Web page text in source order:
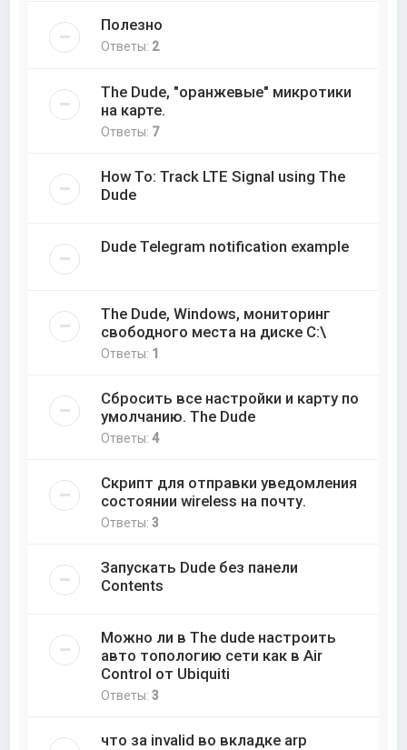
Полезно
Ответы: 2
The Dude, "оранжевые" микротики
на карте.
Ответы: 7
How To: Track LTE Signal using The
Dude
Dude Telegram notification example
The Dude, Windows, мониторинг
свободного места на диске C:\
Ответы: 1
Сбросить все настройки и карту по
умолчанию. The Dude
Ответы:4
Скрипт для отправки уведомления
состоянии wireless на почту.
Ответы:3
Запускать Dude без панели
Contents
Можно ли в The dude настроить
авто топологию сети как в Air
Control от Ubiquiti
Ответы:3
что за invalid во вкладке arp